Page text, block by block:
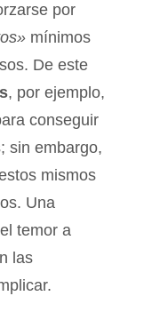
por
mínimos
De este
, por ejemplo,
conseguir
sin embargo,
mismos
Una
temor a
las